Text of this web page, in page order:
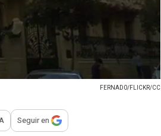
FERNAD0/FLICKR/CC
para compartir
Seguir en